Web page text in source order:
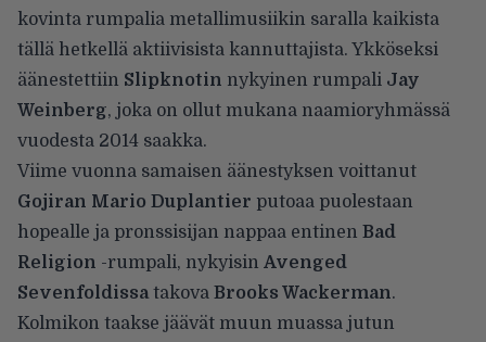
kovinta rumpalia metallimusiikin saralla kaikista
tällä hetkellä aktiivisista kannuttajista. Ykköseksi
äänestettiin Slipknotin nykyinen rumpali Jay
Weinberg, joka on ollut mukana naamioryhmässä
vuodesta 2014 saakka.
Viime vuonna samaisen äänestyksen voittanut
Gojiran Mario Duplantier putoaa puolestaan
hopealle ja pronssisijan nappaa entinen Bad
Religion -rumpali, nykyisin Avenged
Sevenfoldissatakova Brooks Wackerman.
Kolmikon taakse jäävät muun muassa jutun